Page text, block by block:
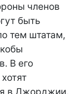
членов
быть
тем штатам,
В его
в Джорджии,